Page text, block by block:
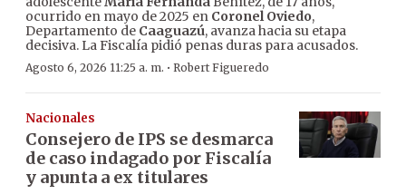
ocurrido en mayo de 2025 en Coronel Oviedo,
Departamento de Caaguazú, avanza hacia su etapa
decisiva. La Fiscalía pidió penas duras para acusados.
Agosto 6, 2026 11:25 a. m. · Robert Figueredo
Nacionales
Consejero de IPS se desmarca
de caso indagado por Fiscalía
y apunta a ex titulares